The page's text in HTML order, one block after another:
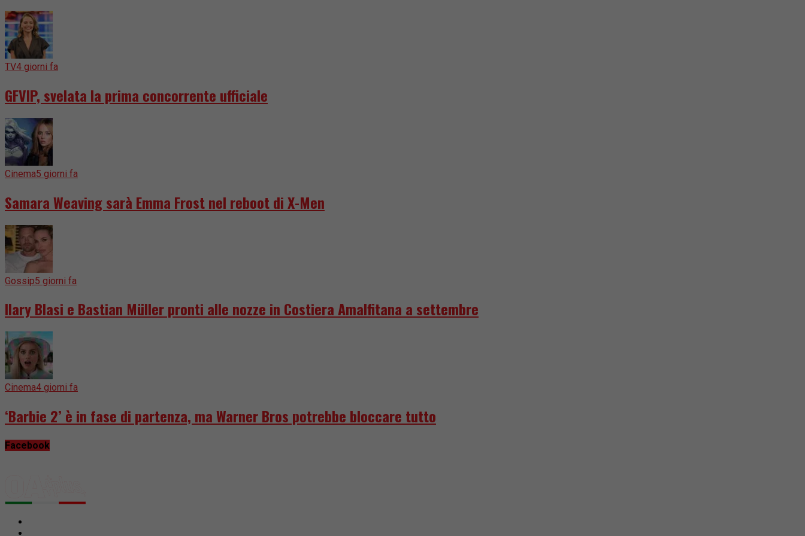
TV4 giorni fa
GFVIP, svelata la prima concorrente ufficiale
Cinema5 giorni fa
Samara Weaving sarà Emma Frost nel reboot di X-Men
Gossip5 giorni fa
Ilary Blasi e Bastian Müller pronti alle nozze in Costiera Amalfitana a settembre
Cinema4 giorni fa
‘Barbie 2’ è in fase di partenza, ma Warner Bros potrebbe bloccare tutto
Facebook